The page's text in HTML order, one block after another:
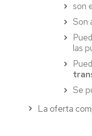
Inclusión
Imágenes
Facultad
Localización
Cómo
son
Son
las
Se
La oferta